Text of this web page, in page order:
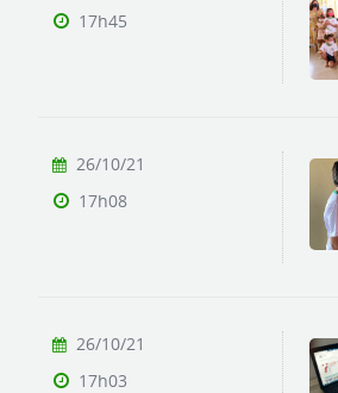
17h45
26/10/21
17h08
26/10/21
17h03